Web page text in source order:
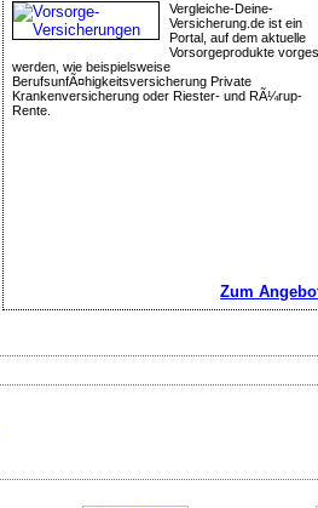
Vergleiche-Deine-
Versicherung.de ist ein
Portal, auf dem aktuelle
Vorsorgeprodukte
werden, wie beispielsweise
BerufsunfÃ¤higkeitsversicherung Private
Krankenversicherung oder Riester- und RÃ¼rup-
Rente.
Zum